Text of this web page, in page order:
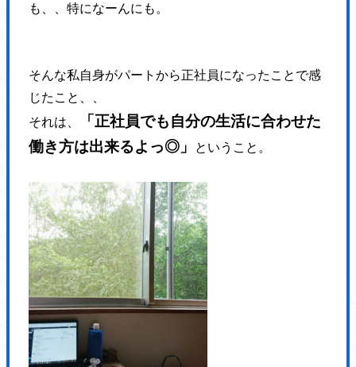
も、、特になーんにも。
そんな私自身がパートから正社員になったことで感
じたこと、、
それは、
「正社員でも自分の生活に合わせた
働き方は出来るよっ◎」
ということ。
display: none;
max-width: none !important;
.wsbl_pinterest a{
border: 0px !important;
</style>
<!-- END: WP Social Bookmarking Light HEAD -->
<!-- Jetpack Open Graph Tags -->
<meta property="og:type" content="website" />
<meta property="og:title" content="【岡山】集客設計に自信あり。ホ
<meta property="og:description" content="人と人、人とコンピュータ
<meta property="og:url" content="https://hajimecreate.com/" />
<meta property="og:site_name" content="【岡山】集客設計に自信あ